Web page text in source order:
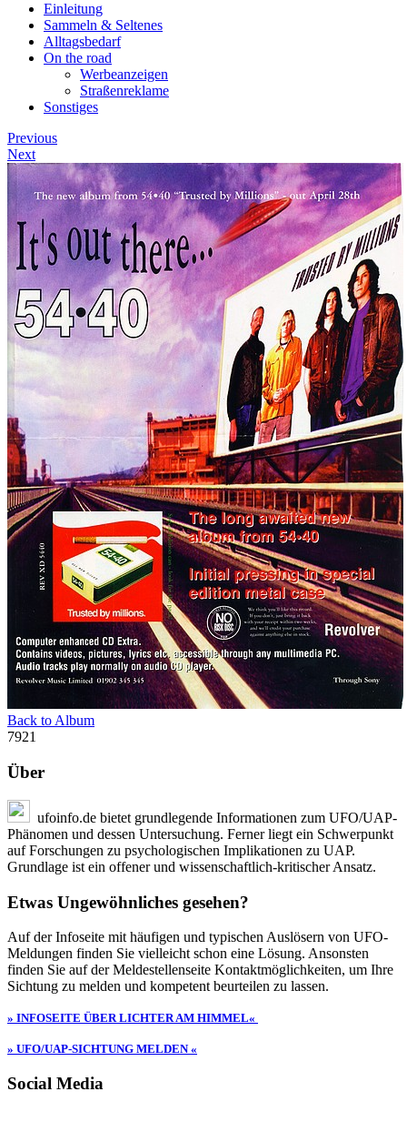
Einleitung
Sammeln & Seltenes
Alltagsbedarf
On the road
Werbeanzeigen
Straßenreklame
Sonstiges
Previous
Next
Back to Album
7921
Über
ufoinfo.de bietet grundlegende Informationen zum UFO/UAP-
Phänomen und dessen Untersuchung. Ferner liegt ein Schwerpunkt
auf Forschungen zu psychologischen Implikationen zu UAP.
Grundlage ist ein offener und wissenschaftlich-kritischer Ansatz.
Etwas Ungewöhnliches gesehen?
Auf der Infoseite mit häufigen und typischen Auslösern von UFO-
Meldungen finden Sie vielleicht schon eine Lösung. Ansonsten
finden Sie auf der Meldestellenseite Kontaktmöglichkeiten, um Ihre
Sichtung zu melden und kompetent beurteilen zu lassen.
» INFOSEITE ÜBER LICHTER AM HIMMEL«
» UFO/UAP-SICHTUNG MELDEN «
Social Media